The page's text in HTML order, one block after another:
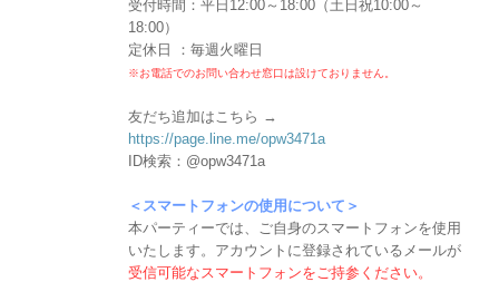
受付時間：平日12:00～18:00（土日祝10:00～
18:00）
定休日 ：毎週火曜日
※お電話でのお問い合わせ窓口は設けておりません。
友だち追加はこちら →
https://page.line.me/opw3471a
ID検索：@opw3471a
＜スマートフォンの使用について＞
本パーティーでは、ご自身のスマートフォンを使用
いたします。アカウントに登録されているメールが
受信可能なスマートフォンをご持参ください。